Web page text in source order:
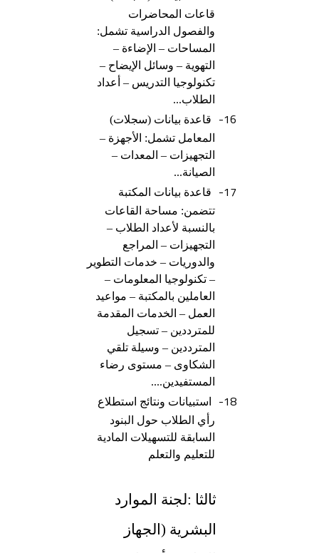
قاعات المحاضرات
والفصول الدراسية تشمل:
المساحات – الإضاءة –
التهوية – وسائل الإيضاح –
تكنولوجيا التدريس – أعداد
الطلاب...
16-
قاعدة بيانات (سجلات)
المعامل تشمل: الأجهزة –
التجهيزات – المعدات –
الصيانة...
17-
قاعدة بيانات المكتبة
تتضمن: مساحة القاعات
بالنسبة لأعداد الطلاب –
التجهيزات – المراجع
والدوريات – خدمات التطوير
– تكنولوجيا المعلومات –
العاملين بالمكتبة – مواعيد
العمل – الخدمات المقدمة
للمترددين – تسجيل
المترددين – وسيلة تلقي
الشكاوى – مستوى رضاء
المستفيدين....
18-
استبيانات ونتائج استطلاع
رأي الطلاب حول البنود
السابقة للتسهيلات المادية
للتعليم والتعلم
ثالثا :لجنة الموارد
البشرية (الجهاز